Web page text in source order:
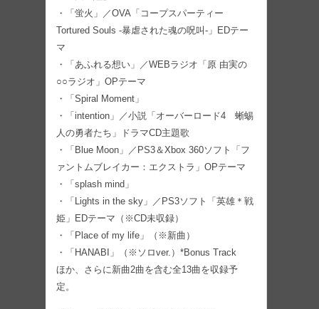
・「蛍火」／OVA「コープスパーティー
Tortured Souls -暴虐された魂の呪叫-」EDテー
マ
・「あふれる想い」／WEBラジオ「原 由実の
○○ラジオ」OPテーマ
・「Spiral Moment」
・「intention」／小説「オーバーロード4 蜥蜴
人の勇者たち」ドラマCD主題歌
・「Blue Moon」／PS3＆Xbox 360ソフト「フ
ァントムブレイカー：エクストラ」OPテーマ
・「splash mind」
・「Lights in the sky」／PS3ソフト「英雄＊戦
姫」EDテーマ（※CD未収録）
・「Place of my life」（※新曲）
・「HANABI」（※ソロver.）*Bonus Track
ほか、さらに新曲2曲を含む全13曲を収録予
定。